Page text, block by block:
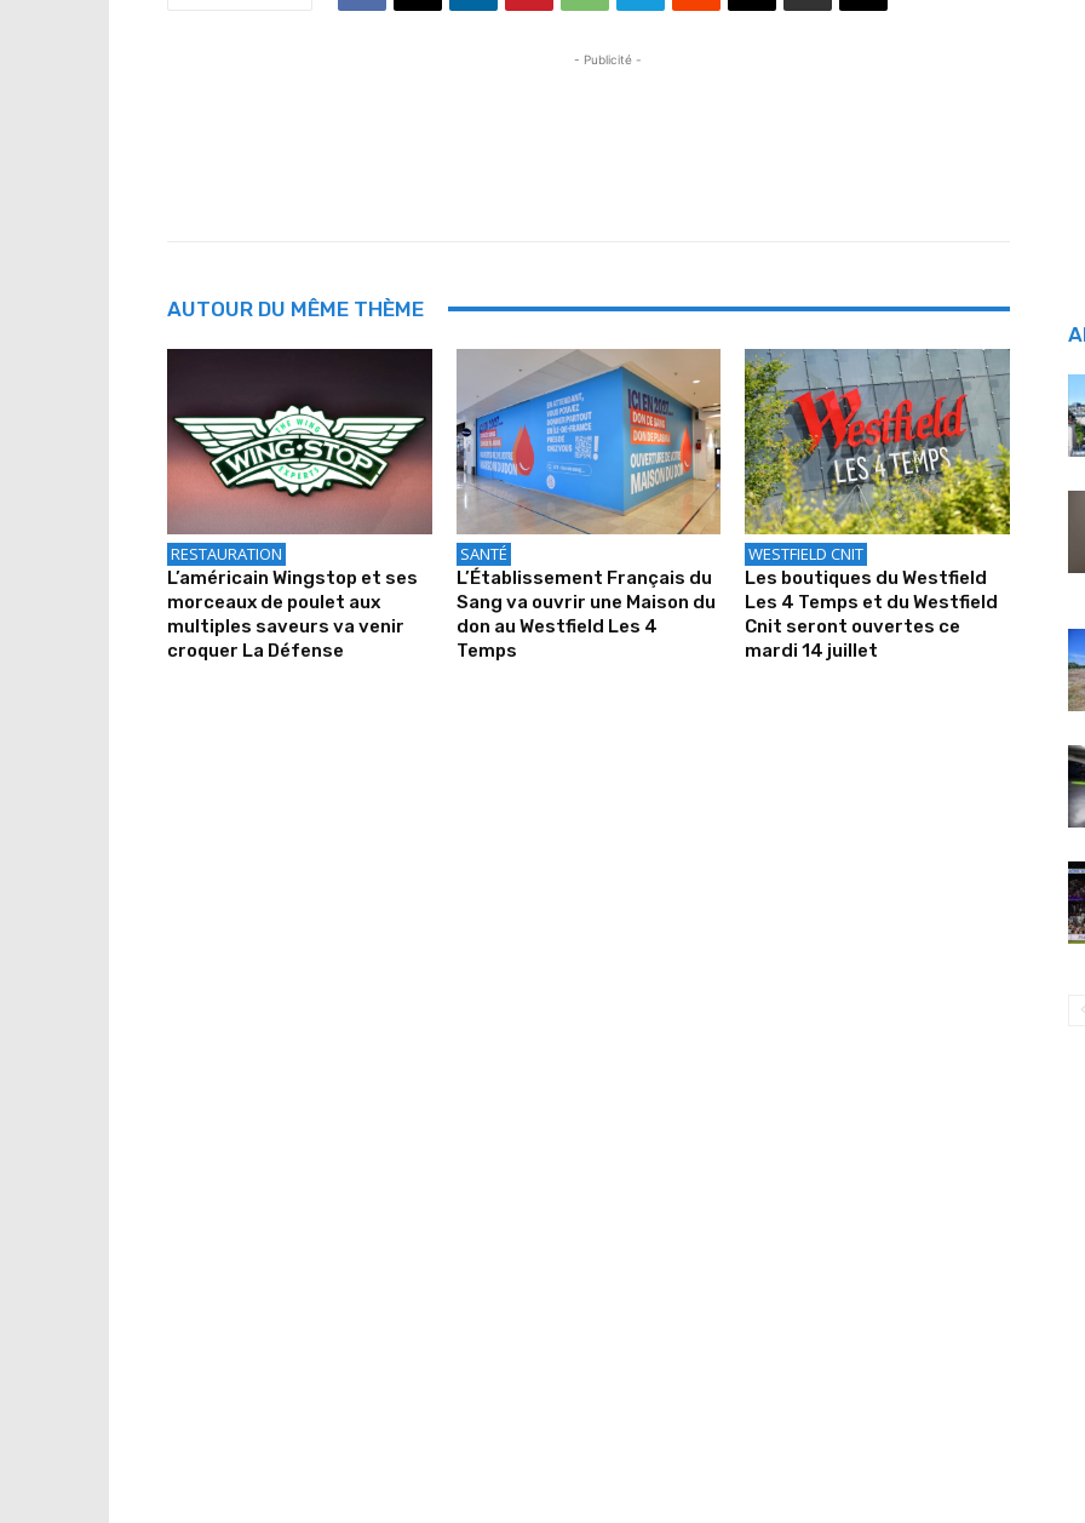
- Publicité -
AUTOUR DU MÊME THÈME
RESTAURATION
L’américain Wingstop et ses
morceaux de poulet aux
multiples saveurs va venir
croquer La Défense
SANTÉ
L’Établissement Français du
Sang va ouvrir une Maison du
don au Westfield Les 4
Temps
WESTFIELD CNIT
Les boutiques du Westfield
Les 4 Temps et du Westfield
Cnit seront ouvertes ce
mardi 14 juillet